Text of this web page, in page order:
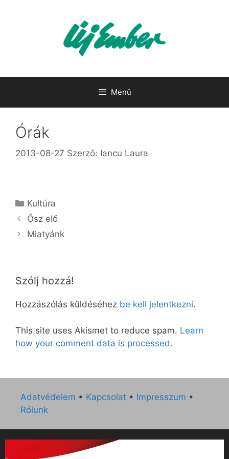
Menü
Órák
2013-08-27 Szerző: Iancu Laura
Kategória
Kultúra
Ősz elő
Miatyánk
Szólj hozzá!
Hozzászólás küldéséhez be kell jelentkezni.
This site uses Akismet to reduce spam. Learn
how your comment data is processed.
Adatvédelem • Kapcsolat • Impresszum •
Rólunk